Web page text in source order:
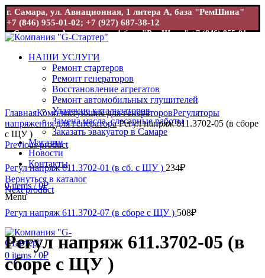
г. Самара, ул. Авиационная, 1 литера А, база "РемШина"
+7 (846) 955-01-02; +7 (927) 687-38-12
г. Самара, ул. Авиационная, 1 база "РемШина" +7 (846) 955-01-
02; +7 (927) 687-38-12
НАШИ УСЛУГИ
Ремонт стартеров
Ремонт генераторов
Восстановление агрегатов
Ремонт автомобильных глушителей
Удаление катализаторов
Замена масла, слесарные работы
Заказать эвакуатор в Самаре
Магазин
Новости
Контакты
0items / 0₽
Menu
0 items / 0₽
Увеличить
ГлавнаяКомплектующие для генераторовРегуляторы
напряжения для генератораРегул напряж 611.3702-05 (в сборе
с ЩУ )
Previous product
Регул напряж 611.3702-01 (в сб. с ЩУ ) 234₽
Вернуться в каталог
Next product
Регул напряж 611.3702-07 (в сборе с ЩУ ) 508₽
Регул напряж 611.3702-05 (в
сборе с ЩУ )